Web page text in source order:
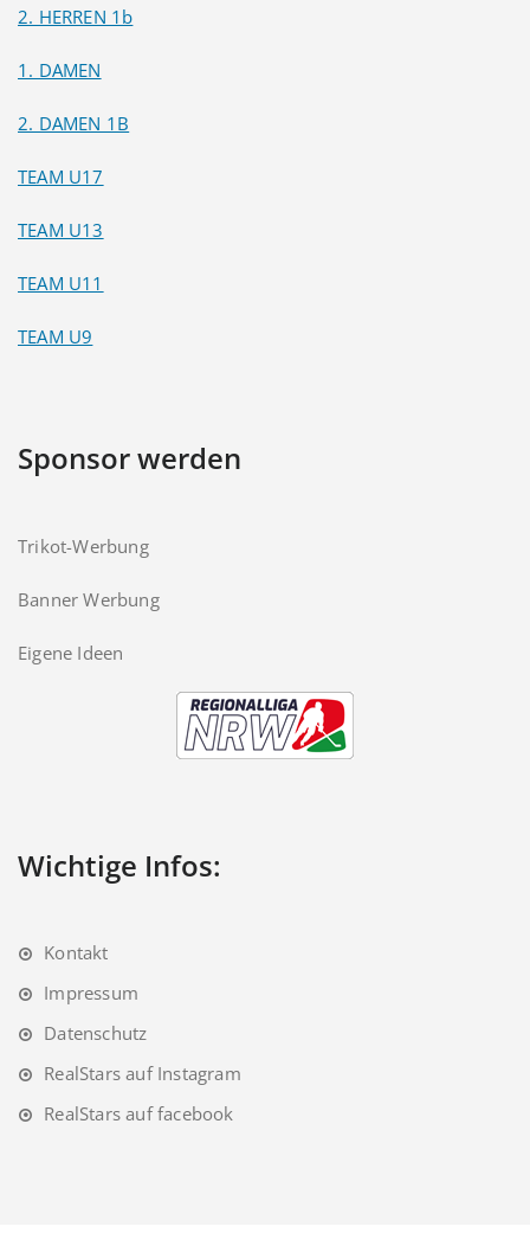
2. HERREN 1b
1. DAMEN
2. DAMEN 1B
TEAM U17
TEAM U13
TEAM U11
TEAM U9
Sponsor werden
Trikot-Werbung
Banner Werbung
Eigene Ideen
Wichtige Infos:
Kontakt
Impressum
Datenschutz
RealStars auf Instagram
RealStars auf facebook